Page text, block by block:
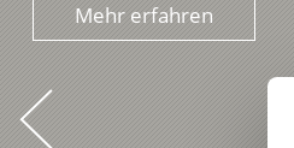
Mehr erfahren